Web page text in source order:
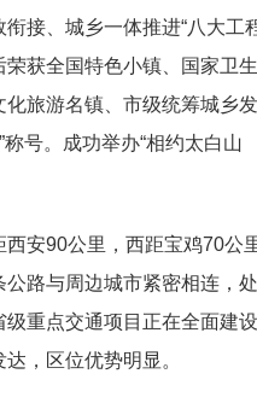
衔接 、城乡一体推进“八大工
获全国特色小镇、国家卫
化旅游名镇、市级统筹城乡
”称号。成功举办“相约太白
安90公里，西距宝鸡70公
公路与周边城市紧密相连，
重点交通项目正在全面建
达，区位优势明显。